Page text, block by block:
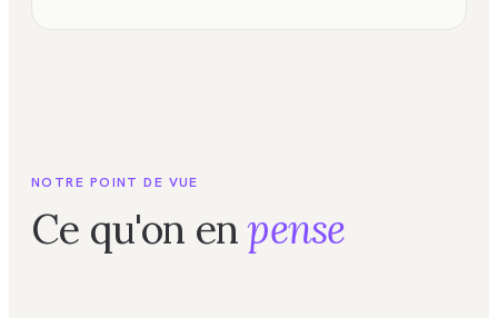
NOTRE POINT DE VUE
Ce qu'on enpense